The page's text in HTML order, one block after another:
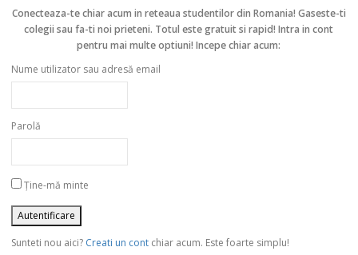
Conecteaza-te chiar acum in reteaua studentilor din Romania! Gaseste-ti
colegii sau fa-ti noi prieteni. Totul este gratuit si rapid! Intra in cont
pentru mai multe optiuni! Incepe chiar acum:
Nume utilizator sau adresă email
Parolă
Ține-mă minte
Sunteti nou aici? Creati un cont chiar acum. Este foarte simplu!